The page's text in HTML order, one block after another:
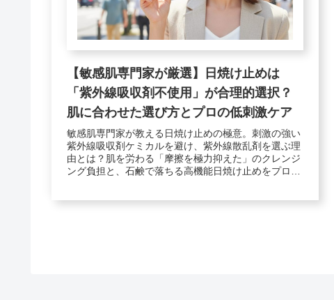
【敏感肌専門家が厳選】日焼け止めは
「紫外線吸収剤不使用」が合理的選択？
肌に合わせた選び方とプロの低刺激ケア
敏感肌専門家が教える日焼け止めの極意。刺激の強い
紫外線吸収剤ケミカルを避け、紫外線散乱剤を選ぶ理
由とは？肌を労わる「摩擦を極力抑えた」のクレンジ
ング負担と、石鹸で落ちる高機能日焼け止めをプロが